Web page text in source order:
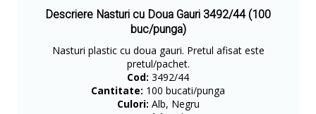
Descriere Nasturi cu Doua Gauri 3492/44 (100
buc/punga)
​Nasturi plastic cu doua gauri. Pretul afisat este
pretul/pachet.
Cod: 3492/44
Cantitate: 100 bucati/punga
Culori: Alb, Negru